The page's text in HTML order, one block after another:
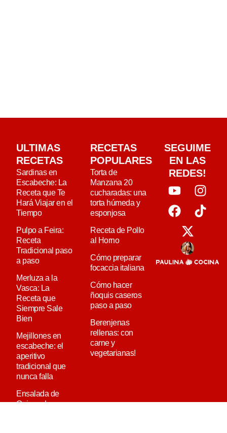
ULTIMAS
RECETAS
Sardinas en
Escabeche: La
Receta que Te
Hará Viajar en el
Tiempo
Pulpo a Feira:
Receta
Tradicional paso
a paso
Merluza a la
Vasca: La
Receta que
Siempre Sale
Bien
Mejillones en
escabeche: el
aperitivo
tradicional que
nunca falla
Ensalada de
Quinoa: La
RECETAS
POPULARES
Torta de
Manzana 20
cucharadas: una
torta húmeda y
esponjosa
Receta de Pollo
al Horno
Cómo preparar
focaccia italiana
Cómo hacer
ñoquis caseros
paso a paso
Berenjenas
rellenas: con
carne y
vegetarianas!
SEGUIME
EN LAS
REDES!